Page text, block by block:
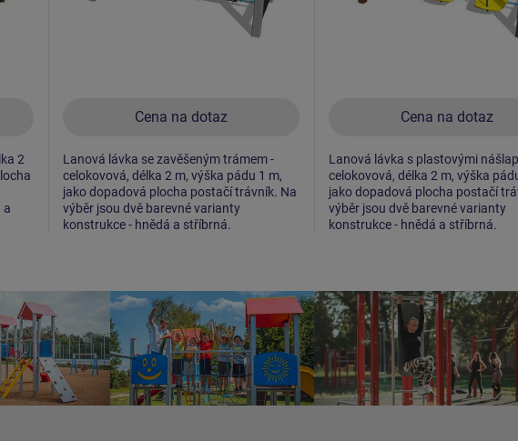
2
a
Cena na dotaz
Lanová lávka se zavěšeným trámem -
celokovová, délka 2 m, výška pádu 1 m,
jako dopadová plocha postačí trávník. Na
výběr jsou dvě barevné varianty
konstrukce - hnědá a stříbrná.
Cena na dotaz
Lanová lávka s plastovými
celokovová, délka 2 m, výška
jako dopadová plocha postačí
výběr jsou dvě barevné varianty
konstrukce - hnědá a stříbrná.